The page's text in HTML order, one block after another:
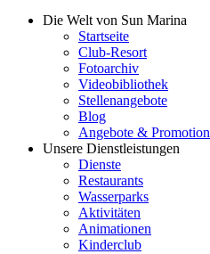
Die Welt von Sun Marina
Startseite
Club-Resort
Fotoarchiv
Videobibliothek
Stellenangebote
Blog
Angebote &
Unsere Dienstleistungen
Dienste
Restaurants
Wasserparks
Aktivitäten
Animationen
Kinderclub